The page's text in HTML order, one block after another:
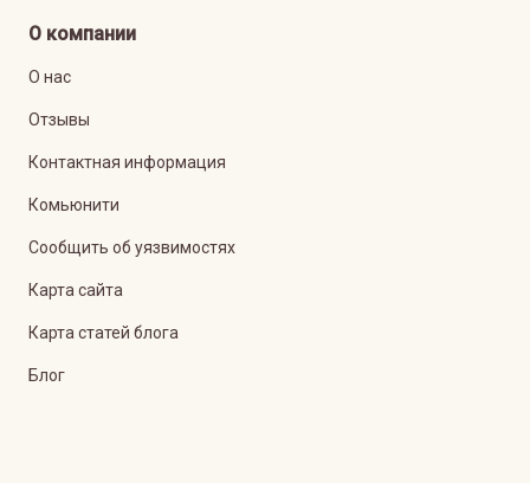
О компании
О нас
Отзывы
Контактная информация
Комьюнити
Сообщить об уязвимостях
Карта сайта
Карта статей блога
Блог